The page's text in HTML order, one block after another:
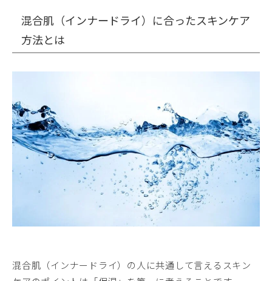
混合肌（インナードライ）に合ったスキンケア
方法とは
混合肌（インナードライ）の人に共通して言えるスキン